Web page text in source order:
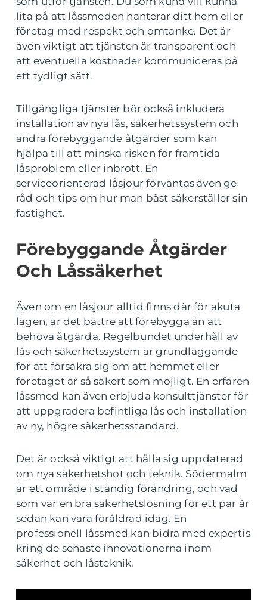
lita på att låssmeden hanterar ditt hem eller
företag med respekt och omtanke. Det är
även viktigt att tjänsten är transparent och
att eventuella kostnader kommuniceras på
ett tydligt sätt.
Tillgängliga tjänster bör också inkludera
installation av nya lås, säkerhetssystem och
andra förebyggande åtgärder som kan
hjälpa till att minska risken för framtida
låsproblem eller inbrott. En
serviceorienterad låsjour förväntas även ge
råd och tips om hur man bäst säkerställer sin
fastighet.
Förebyggande Åtgärder
Och Låssäkerhet
Även om en låsjour alltid finns där för akuta
lägen, är det bättre att förebygga än att
behöva åtgärda. Regelbundet underhåll av
lås och säkerhetssystem är grundläggande
för att försäkra sig om att hemmet eller
företaget är så säkert som möjligt. En erfaren
låssmed kan även erbjuda konsulttjänster för
att uppgradera befintliga lås och installation
av ny, högre säkerhetsstandard.
Det är också viktigt att hålla sig uppdaterad
om nya säkerhetshot och teknik. Södermalm
är ett område i ständig förändring, och vad
som var en bra säkerhetslösning för ett par år
sedan kan vara föråldrad idag. En
professionell låssmed kan bidra med expertis
kring de senaste innovationerna inom
säkerhet och låsteknik.